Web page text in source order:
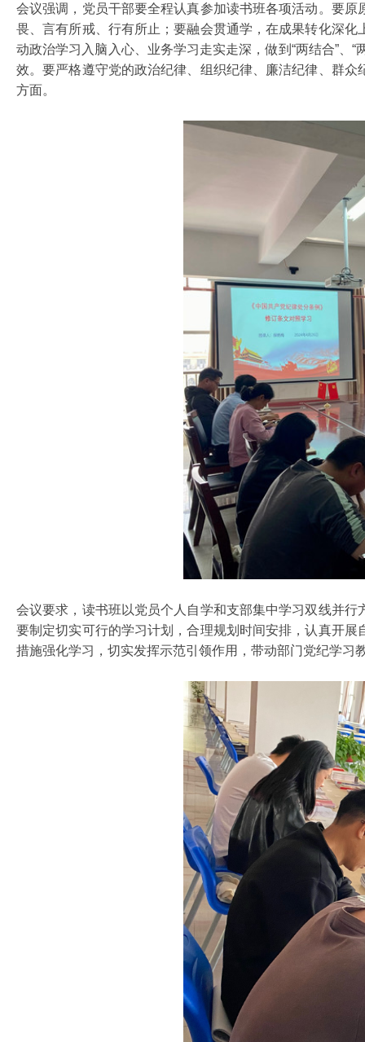
会议强调，党员干部要全程认真参加读书班各项活动。要
畏、言有所戒、行有所止；要融会贯通学，在成果转化深
动政治学习入脑入心、业务学习走实走深，做到“两结合”、“
效。要严格遵守党的政治纪律、组织纪律、廉洁纪律、群
方面。
会议要求，读书班以党员个人自学和支部集中学习双线并
要制定切实可行的学习计划，合理规划时间安排，认真开
措施强化学习，切实发挥示范引领作用，带动部门党纪学习